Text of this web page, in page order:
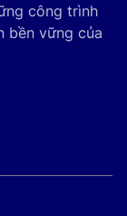
công trình
bền vững của